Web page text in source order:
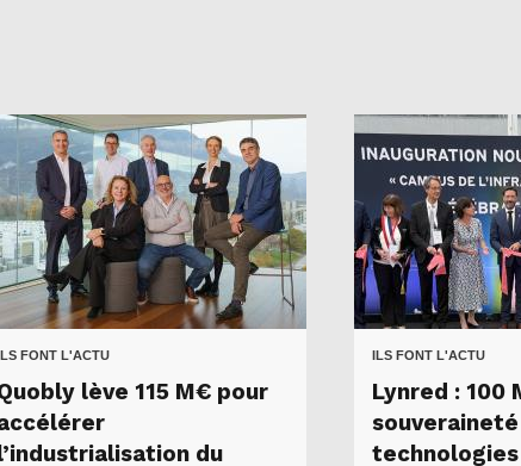
FONT L'ACTU
lève 115 M€ pour
du
ILS FONT L'ACTU
Lynred : 100